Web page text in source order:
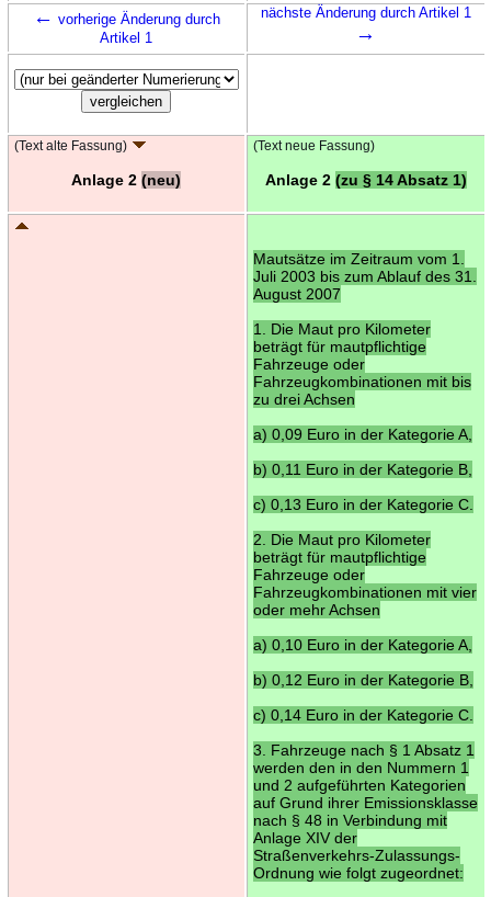
← vorherige Änderung durch
Artikel 1
nächste Änderung durch Artikel 1
→
(Text alte Fassung)
Anlage 2 (neu)
(Text neue Fassung)
Anlage 2 (zu § 14 Absatz 1)
Mautsätze im Zeitraum vom 1.
Juli 2003 bis zum Ablauf des 31.
August 2007
1. Die Maut pro Kilometer
beträgt für mautpflichtige
Fahrzeuge oder
Fahrzeugkombinationen mit bis
zu drei Achsen
a) 0,09 Euro in der Kategorie A,
b) 0,11 Euro in der Kategorie B,
c) 0,13 Euro in der Kategorie C.
2. Die Maut pro Kilometer
beträgt für mautpflichtige
Fahrzeuge oder
Fahrzeugkombinationen mit vier
oder mehr Achsen
a) 0,10 Euro in der Kategorie A,
b) 0,12 Euro in der Kategorie B,
c) 0,14 Euro in der Kategorie C.
3. Fahrzeuge nach § 1 Absatz 1
werden den in den Nummern 1
und 2 aufgeführten Kategorien
auf Grund ihrer Emissionsklasse
nach § 48 in Verbindung mit
Anlage XIV der
Straßenverkehrs-Zulassungs-
Ordnung wie folgt zugeordnet: